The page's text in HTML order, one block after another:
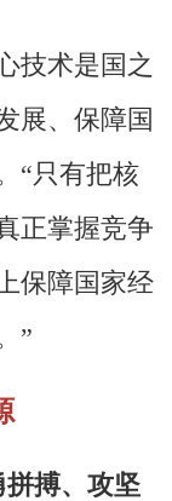
术是国之
展、保障国
“只有把核
正掌握竞争
保障国家经
”
搏、攻坚